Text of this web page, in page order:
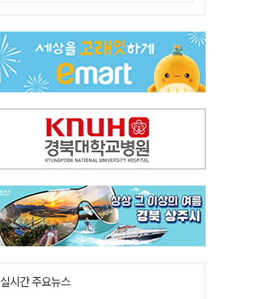
경북 영천시, 9월부터 11월까지 반값 여행 혜택 제공
아쉬운 태클
'솔리다임 IPO 추진설' SK하이닉스, 주가 9% 급락
실시간 주요뉴스